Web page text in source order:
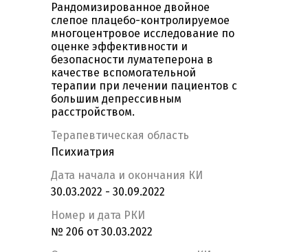
Рандомизированное двойное
слепое плацебо-контролируемое
многоцентровое исследование по
оценке эффективности и
безопасности луматеперона в
качестве вспомогательной
терапии при лечении пациентов с
большим депрессивным
расстройством.
Терапевтическая область
Психиатрия
Дата начала и окончания КИ
30.03.2022 - 30.09.2022
Номер и дата РКИ
№ 206 от 30.03.2022